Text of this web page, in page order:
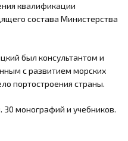
квалификации
состава Министерства
был консультантом и
с развитием морских
портостроения страны.
30 монографий и учебников.